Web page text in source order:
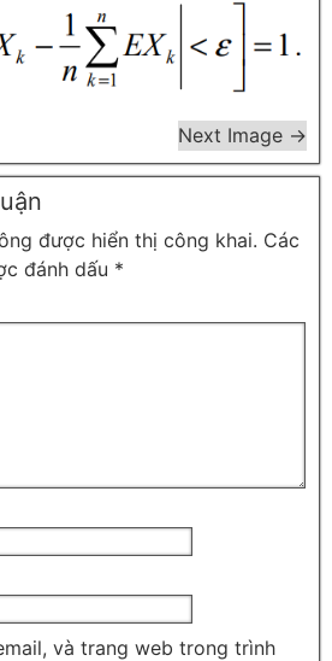
Next Image →
được hiển thị công khai. Các
đánh dấu *
và trang web trong trình